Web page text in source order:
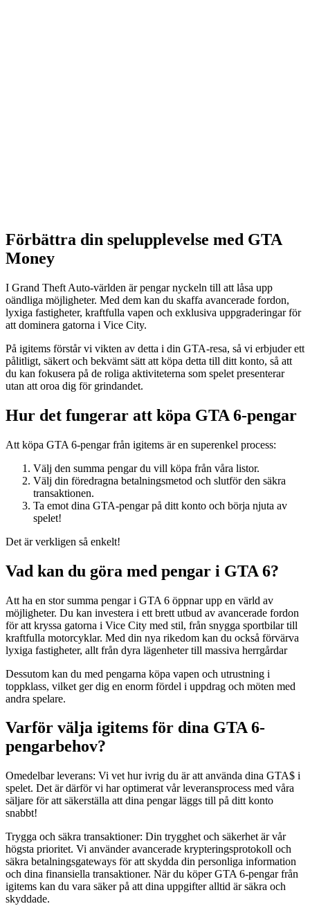
Förbättra din spelupplevelse med GTA
Money
I Grand Theft Auto-världen är pengar nyckeln till att låsa upp
oändliga möjligheter. Med dem kan du skaffa avancerade fordon,
lyxiga fastigheter, kraftfulla vapen och exklusiva uppgraderingar för
att dominera gatorna i Vice City.
På igitems förstår vi vikten av detta i din GTA-resa, så vi erbjuder ett
pålitligt, säkert och bekvämt sätt att köpa detta till ditt konto, så att
du kan fokusera på de roliga aktiviteterna som spelet presenterar
utan att oroa dig för grindandet.
Hur det fungerar att köpa GTA 6-pengar
Att köpa GTA 6-pengar från igitems är en superenkel process:
Välj den summa pengar du vill köpa från våra listor.
Välj din föredragna betalningsmetod och slutför den säkra
transaktionen.
Ta emot dina GTA-pengar på ditt konto och börja njuta av
spelet!
Det är verkligen så enkelt!
Vad kan du göra med pengar i GTA 6?
Att ha en stor summa pengar i GTA 6 öppnar upp en värld av
möjligheter. Du kan investera i ett brett utbud av avancerade fordon
för att kryssa gatorna i Vice City med stil, från snygga sportbilar till
kraftfulla motorcyklar. Med din nya rikedom kan du också förvärva
lyxiga fastigheter, allt från dyra lägenheter till massiva herrgårdar
Dessutom kan du med pengarna köpa vapen och utrustning i
toppklass, vilket ger dig en enorm fördel i uppdrag och möten med
andra spelare.
Varför välja igitems för dina GTA 6-
pengarbehov?
Omedelbar leverans: Vi vet hur ivrig du är att använda dina GTA$ i
spelet. Det är därför vi har optimerat vår leveransprocess med våra
säljare för att säkerställa att dina pengar läggs till på ditt konto
snabbt!
Trygga och säkra transaktioner: Din trygghet och säkerhet är vår
högsta prioritet. Vi använder avancerade krypteringsprotokoll och
säkra betalningsgateways för att skydda din personliga information
och dina finansiella transaktioner. När du köper GTA 6-pengar från
igitems kan du vara säker på att dina uppgifter alltid är säkra och
skyddade.